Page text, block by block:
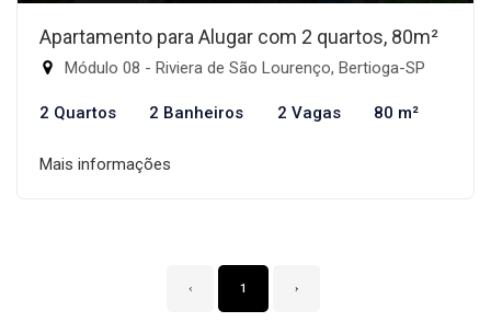
Apartamento para Alugar com 2 quartos, 80m²
Módulo 08 - Riviera de São Lourenço, Bertioga-SP
2 Quartos 2 Banheiros 2 Vagas 80 m²
Mais informações
‹ 1 ›